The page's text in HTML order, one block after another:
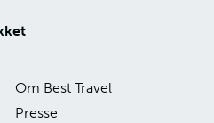
Om Best Travel
Presse